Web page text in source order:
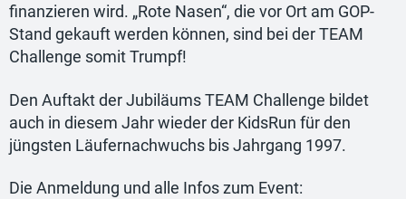
finanzieren wird. „Rote Nasen“, die vor Ort am GOP-
Stand gekauft werden können, sind bei der TEAM
Challenge somit Trumpf!
Den Auftakt der Jubiläums TEAM Challenge bildet
auch in diesem Jahr wieder der KidsRun für den
jüngsten Läufernachwuchs bis Jahrgang 1997.
Die Anmeldung und alle Infos zum Event: